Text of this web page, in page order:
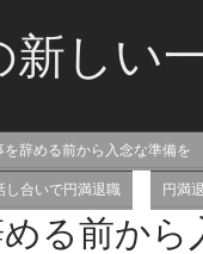
新しい
援するサイトです！
を辞める前から入念な準備を
し合いで円満退職 円満
る前から